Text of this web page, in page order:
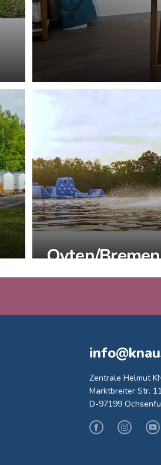
Kultur und Natur zum
Oyten/Bremen
Zentrale Helmut
Marktbreiter Str. 11
D-97199
FacebookInstagram